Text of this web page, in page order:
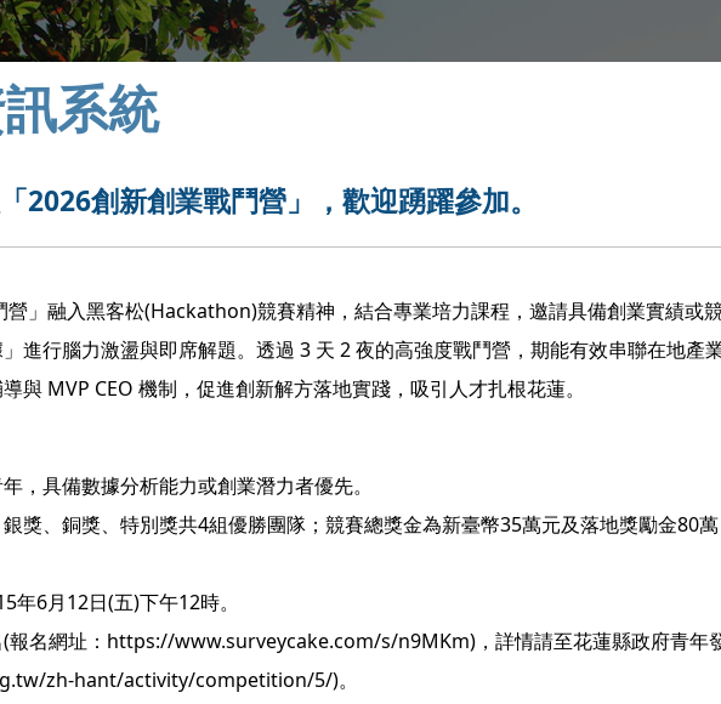
系統
2026創新創業戰鬥營」，歡迎踴躍參加。
」融入黑客松(Hackathon)競賽精神，結合專業培力課程，邀請具備創業實績或
進行腦力激盪與即席解題。透過 3 天 2 夜的高強度戰鬥營，期能有效串聯在地產
與 MVP CEO 機制，促進創新解方落地實踐，吸引人才扎根花蓮。
，具備數據分析能力或創業潛力者優先。
獎、銅獎、特別獎共4組優勝團隊；競賽總獎金為新臺幣35萬元及落地獎勵金80萬
年6月12日(五)下午12時。
(報名網址：https://www.surveycake.com/s/n9MKm)，詳情請至花蓮縣政府青年
zh-hant/activity/competition/5/)。